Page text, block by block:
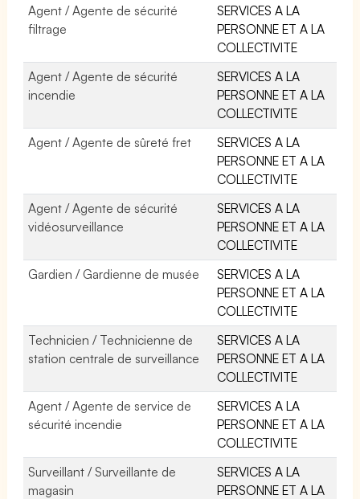
Agent / Agente de sécurité
filtrage
SERVICES A LA
PERSONNE ET A LA
COLLECTIVITE
Agent / Agente de sécurité
incendie
SERVICES A LA
PERSONNE ET A LA
COLLECTIVITE
Agent / Agente de sûreté fret
SERVICES A LA
PERSONNE ET A LA
COLLECTIVITE
Agent / Agente de sécurité
vidéosurveillance
SERVICES A LA
PERSONNE ET A LA
COLLECTIVITE
Gardien / Gardienne de musée
SERVICES A LA
PERSONNE ET A LA
COLLECTIVITE
Technicien / Technicienne de
station centrale de surveillance
SERVICES A LA
PERSONNE ET A LA
COLLECTIVITE
Agent / Agente de service de
sécurité incendie
SERVICES A LA
PERSONNE ET A LA
COLLECTIVITE
Surveillant / Surveillante de
magasin
SERVICES A LA
PERSONNE ET A LA